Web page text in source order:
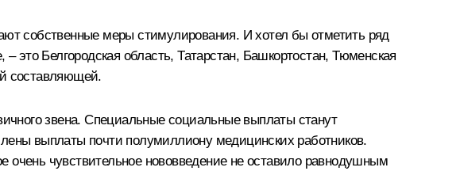
собственные меры стимулирования. И хотел бы отметить ряд
это Белгородская область, Татарстан, Башкортостан, Тюменская
составляющей.
звена. Специальные социальные выплаты станут
выплаты почти полумиллиону медицинских работников.
чувствительное нововведение не оставило равнодушным